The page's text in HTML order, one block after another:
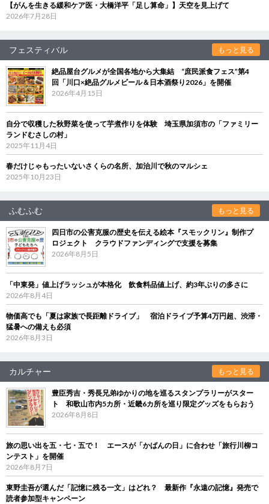
【がんを生きる緩和ケア医・大橋洋平「足し算命」】天空を見上げて
2026年7月28日
フェスティバル もっと見る
絶品屋台グルメが全国各地から大集結 “庶民派食フェス”第4
回「川口×絶品グルメビール＆日本酒祭り2026」を開催
2026年4月15日
自分で収穫した秋野菜を使って芋煮作りを体験 埼玉県加須市の「ファミリー
ランドむさしの村」
2025年11月4日
春だけじゃもったいないさくらの名所、加治川で秋のマルシェ
2025年10月23日
ふむふむ もっと見る
四日市の公害克服の歴史を伝える絵本『スモックリン』制作プ
ロジェクト クラウドファンディングで支援を募集
2026年8月5日
「中東発」値上げラッシュが本格化 飲食料品値上げ、約3年ぶりの多さに
2026年8月4日
物価高でも「夏は家族で長距離ドライブ」 宿泊ドライブ予算4万円超、渋滞・
猛暑への備えも必須
2026年8月3日
カルチャー もっと見る
豊臣秀吉・秀長兄弟ゆかりの地を巡るスタンプラリーがスター
ト 和歌山市内5カ所・近畿6カ所を巡り限定グッズをもらおう
2026年8月8日
旅の思い出を五・七・五で！ エースが「かばんの日」に合わせ「旅行川柳コ
ンテスト」を開催
2026年8月7日
東野圭吾が選んだ「記憶に残る一文」はどれ？ 最新作『永遠の記憶』発売で
読者参加型キャンペーン